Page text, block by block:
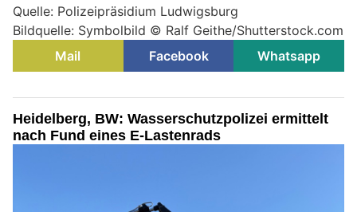
Quelle: Polizeipräsidium Ludwigsburg
Bildquelle: Symbolbild © Ralf Geithe/Shutterstock.com
Mail
Facebook Whatsapp
Heidelberg, BW: Wasserschutzpolizei ermittelt
nach Fund eines E-Lastenrads